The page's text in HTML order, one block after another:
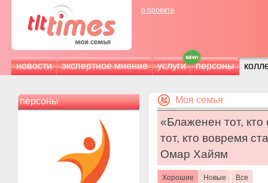
о проекте
новости экспертное мнение услуги персоны
персоны Моя семья
«Блаженен тот,
тот, кто вовремя
Омар Хайям
Хорошие Новые Все